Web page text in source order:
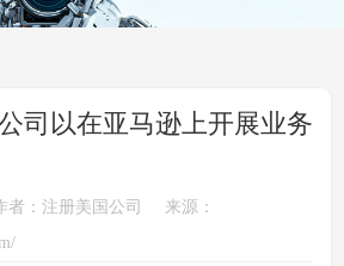
司以在亚马逊上开展业务
者：注册美国公司
来源：